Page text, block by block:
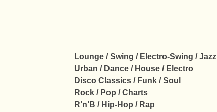
Lounge / Swing / Electro-Swing / Jazz
Urban / Dance / House / Electro
Disco Classics / Funk / Soul
Rock / Pop / Charts
R’n’B / Hip-Hop / Rap